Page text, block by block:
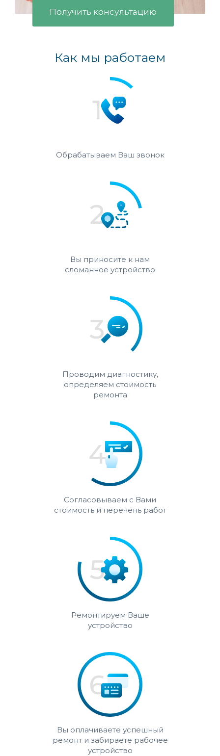
Получить консультацию
Как мы работаем
Обрабатываем Ваш звонок
Вы приносите к нам
сломанное устройство
Проводим диагностику,
определяем стоимость
ремонта
Согласовываем с Вами
стоимость и перечень работ
Ремонтируем Ваше
устройство
Вы оплачиваете успешный
ремонт и забираете рабочее
устройство